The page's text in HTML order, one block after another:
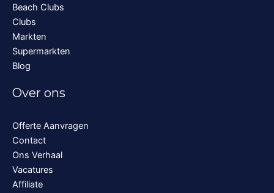
Beach Clubs
Clubs
Markten
Supermarkten
Blog
Over ons
Offerte Aanvragen
Contact
Ons Verhaal
Vacatures
Affiliate